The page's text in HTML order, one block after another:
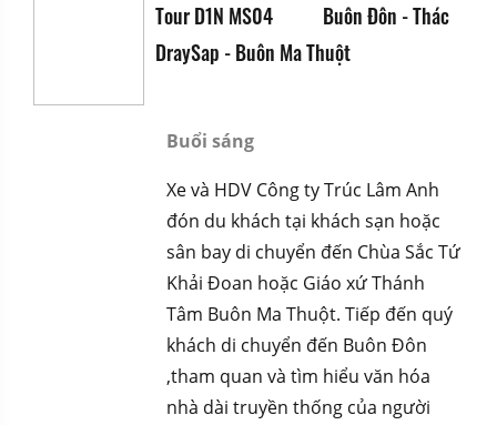
Tour D1N MS04
Buôn Đôn - Thác
DraySap - Buôn Ma Thuột
Buổi sáng
Xe và HDV Công ty Trúc Lâm Anh
đón du khách tại khách sạn hoặc
sân bay di chuyển đến Chùa Sắc Tứ
Khải Đoan hoặc Giáo xứ Thánh
Tâm Buôn Ma Thuột. Tiếp đến quý
khách di chuyển đến Buôn Đôn
,tham quan và tìm hiểu văn hóa
nhà dài truyền thống của người